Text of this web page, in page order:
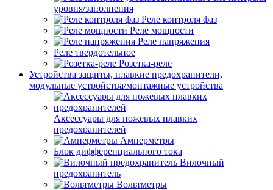
уровня/заполнения
Реле контроля фаз
Реле мощности
Реле напряжения
Реле твердотельное
Розетка-реле
Устройства защиты, плавкие предохранители,
модульные устройства/монтажные устройства
Аксессуары для ножевых плавких
предохранителей
Амперметры
Блок дифференциального тока
Вилочный
предохранитель
Вольтметры